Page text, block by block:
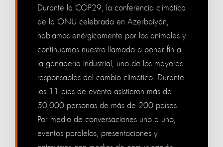
Durante la COP29, la conferencia climática
de la ONU celebrada en Azerbaiyán,
hablamos enérgicamente por los animales y
continuamos nuestro llamado a poner fin a
la ganadería industrial, uno de los mayores
responsables del cambio climático. Durante
los 11 días de evento asistieron más de
50,000 personas de más de 200 países.
Por medio de conversaciones uno a uno,
eventos paralelos, presentaciones y